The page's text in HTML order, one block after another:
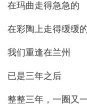
在玛曲走得急急的
在彩陶上走得缓缓
我们重逢在兰州
已是三年之后
整整三年，一圈又